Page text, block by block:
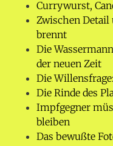
Currywurst,
Zwischen
brennt
Die
der neuen Zeit
Die
Die Rinde des
Impfgegner
bleiben
Das bewußte